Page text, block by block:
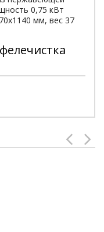
0,75 кВт
мм, вес 37